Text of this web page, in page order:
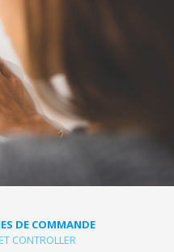
DE COMMANDE
CONTROLLER